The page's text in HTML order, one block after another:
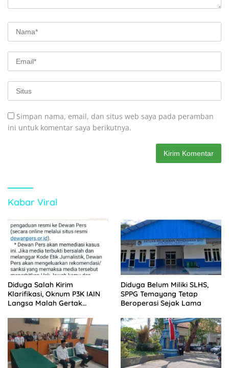
Simpan nama, email, dan situs web saya pada peramban
ini untuk komentar saya berikutnya.
Kabar Viral
Diduga Salah Kirim
Klarifikasi, Oknum P3K IAIN
Langsa Malah Gertak
Diduga Belum Miliki SLHS,
SPPG Temayang Tetap
Beroperasi Sejak Lama